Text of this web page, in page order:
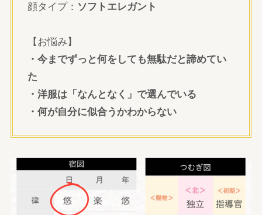
顔タイプ： ソフトエレガント
【お悩み】
・今までずっと何をしても無駄だと諦めてい
た
・洋服は「なんとなく」で選んでいる
・何が自分に似合うかわからない